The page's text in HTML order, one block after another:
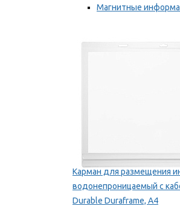
Магнитные
Самоклеящиеся
Карман для размещения
водонепроницаемый с
Durable Duraframe, А4